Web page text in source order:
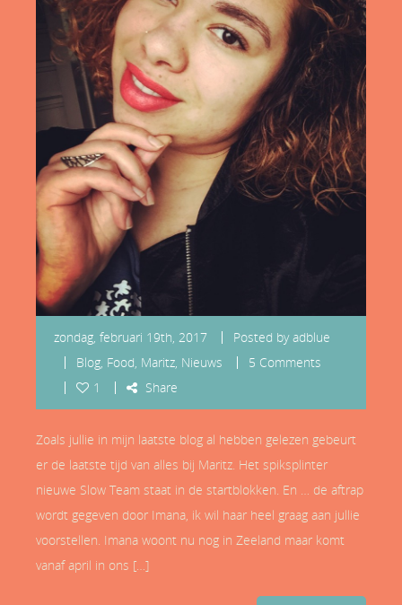
zondag, februari 19th, 2017 Posted byadblue
Blog Food Maritz Nieuws
5 Comments
1
Share
Zoals jullie in mijn laatste blog al hebben gelezen gebeurt
er de laatste tijd van alles bij Maritz. Het spiksplinter
nieuwe Slow Team staat in de startblokken. En … de aftrap
wordt gegeven door Imana, ik wil haar heel graag aan jullie
voorstellen. Imana woont nu nog in Zeeland maar komt
vanaf april in ons […]